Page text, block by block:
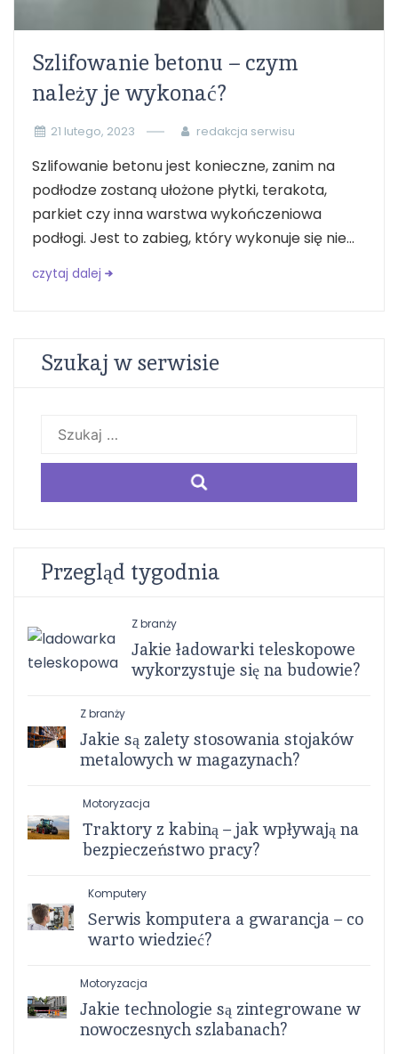
Szlifowanie betonu – czym
należy je wykonać?
21 lutego, 2023 redakcja serwisu
Szlifowanie betonu jest konieczne, zanim na
podłodze zostaną ułożone płytki, terakota,
parkiet czy inna warstwa wykończeniowa
podłogi. Jest to zabieg, który wykonuje się nie...
czytaj dalej
Szukaj w serwisie
Szukaj:
Przegląd tygodnia
Z branży
Jakie ładowarki teleskopowe
wykorzystuje się na budowie?
Z branży
Jakie są zalety stosowania stojaków
metalowych w magazynach?
Motoryzacja
Traktory z kabiną – jak wpływają na
bezpieczeństwo pracy?
Komputery
Serwis komputera a gwarancja – co
warto wiedzieć?
Motoryzacja
Jakie technologie są zintegrowane w
nowoczesnych szlabanach?